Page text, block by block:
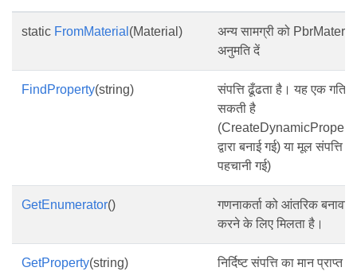
static FromMaterial (Material)
अन्य सामग्री को
अनुमति दें
FindProperty(string)
संपत्ति ढूँढता है। यह एक
सकती है
द्वारा बनाई गई) या मूल संपत्ति
पहचानी गई)
GetEnumerator()
गणनाकर्ता को आंतरिक बनावट
करने के लिए मिलता है।
GetProperty(string) निर्दिष्ट संपत्ति का मान प्राप्त